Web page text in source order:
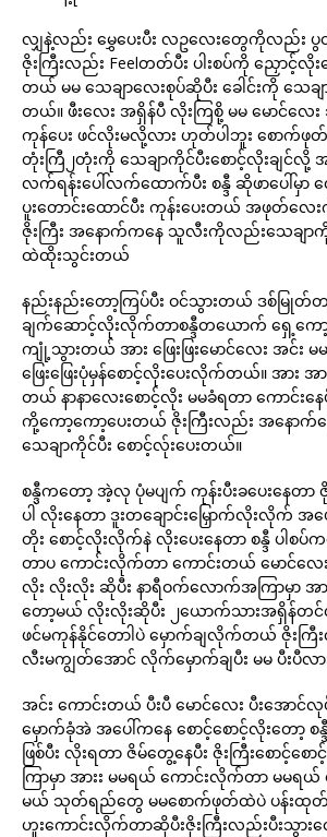
လျှနဲ့လည်း မွှေပေးပီး လဥလေးတွေကိုလည်း
ဇိုးကြီးလည်း Feelတတ်ပီး ပါးစပ်ကို ညှောင့်လို
တယ် မမ သေချာလေးစုပ်ဆိုပီး ခေါင်းကို သေချ
တယ်။ ဖီးလေး အရှိန်ပီ လိုးကြစို့ မမ မောင်လေ
ကုန်ပေး ဖင်လိုးမလို့လား ဟုတ်ပါဘူး စောက်ဖုတ်
တုံးကြီ၂တုံးကို သေချာကိုင်ပီးစောင့်လိုးချင်လို့
လက်ရန်းပေါ်လက်ထောက်ပီး စန္ဒီ ဆိုဖာပေါ်မှ
ပူးတောင်းထောင်ပီး ကုန်းပေးတယ် အဖုတ်လေး
ဇိုးကြီး အနောက်ကနေ သူလီးကိုလည်းသေချာကို
ထဲထိုးသွင်းတယ်
နည်းနည်းတော့ကြပ်ပီး ဝင်သွားတယ် ဒစ်မြုတ်
ချက်ဆောင့်လိုးလိုက်တာစန္ဒီတယောက် ရှေ့ကော့
ကျုံ့သွားတယ် အား ဖြေးဖြးမောင်လေး အင်း မ
ဖြေးဖြေးပုံမှန်စောင့်လိုးပေးလိုက်တယ်။ အား အ
တယ် နာနာလေးစောင့်လိုး မမခံရတာ ကောင်းန
ကို့ကော့ကော့ပေးတယ် ဇိုးကြီးလည်း အနောက်
သေချာကိုင်ပီး စောင့်လ်ုးပေးတယ်။
စန္ဒီကတော့ အဲ့လု ပုံမပျက် ကုန်းပီးခပေးနေတာ
ပါဲ လိုးနေတာ ဒူးတချောင်းမြှောက်လိုးလိုက်
တိုး စောင့်လိုးလိုက်နဲ လိုးပေးနေတာ စန္ဒီ ပါစ
တာပ ကောင်းလိုက်တာ ကောင်းတယ် မောင်လေး
လိုး လိုးလိုး ဆိုပီး နာရီဝက်လောက်အကြာမှာ အာ
တော့မယ် လိုးလိုးဆိုပီး ၂ယောက်သားအရှိန်တင်လို
ဖင်မကုန်နိုင်တောါပဲ မှောက်ချလိုက်တယ် ဇိုး
လီးမကျွတ်အောင် လိုက်မှောက်ချပီး မမ ပီးပီလာ
အင်း ကောင်းတယ် ပီးပီ မောင်လေး ပီးအောင်
မှောက်ခုံအဲ အပေါ်ကနေ စောင့်စောင့်လိုးတော့ စ
ဖြစ်ပီး လိုးရတာ ဇိမ်တွေ့နေပီး ဇိုးကြီးစောင့်စေ
ကြာမှာ အားး မမရယ် ကောင်းလိုက်တာ မမရယ်
မယ် သုတ်ရည်တွေ မမစောက်ဖုတ်ထဲပဲ ပန်းထုတ်မ
ဟူးကောင်းလိုက်တာဆိုပီးဇိုးကြီးလည်းပီးသွား